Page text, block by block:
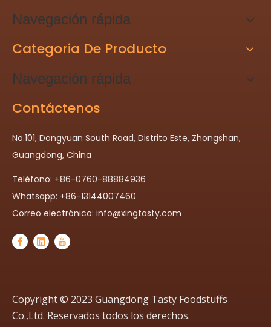
Navegación rápida
Categoria De Producto
Navegación rápida
Contáctenos
No.101, Dongyuan South Road, Distrito Este, Zhongshan,
Guangdong, China
Teléfono: +86-0760-88884936
Whatsapp: +86-13144007460
Correo electrónico: info@xingtasty.com
Copyright © 2023 Guangdong Tasty Foodstuffs
Co.,Ltd. Reservados todos los derechos.